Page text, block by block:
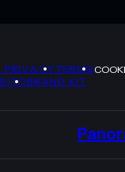
TERMS
BRAND KIT